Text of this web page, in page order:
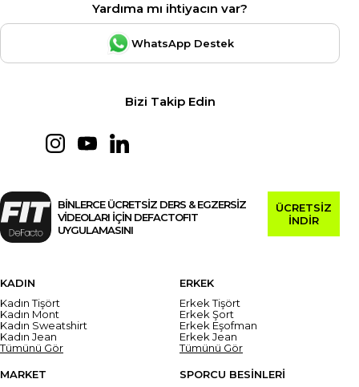
Yardıma mı ihtiyacın var?
WhatsApp Destek
Bizi Takip Edin
BİNLERCE ÜCRETSİZ DERS & EGZERSİZ
VİDEOLARI İÇİN DEFACTOFIT
UYGULAMASINI
ÜCRETSİZ
İNDİR
KADIN
Kadın Tişört
Kadın Mont
Kadın Sweatshirt
Kadın Jean
Tümünü Gör
ERKEK
Erkek Tişört
Erkek Şort
Erkek Eşofman
Erkek Jean
Tümünü Gör
MARKET
SPORCU BESİNLERİ